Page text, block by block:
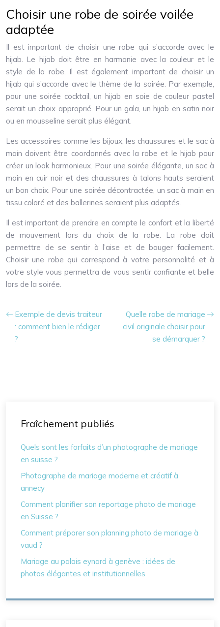
Choisir une robe de soirée voilée
adaptée
Il est important de choisir une robe qui s’accorde avec le
hijab. Le hijab doit être en harmonie avec la couleur et le
style de la robe. Il est également important de choisir un
hijab qui s’accorde avec le thème de la soirée. Par exemple,
pour une soirée cocktail, un hijab en soie de couleur pastel
serait un choix approprié. Pour un gala, un hijab en satin noir
ou en mousseline serait plus élégant.
Les accessoires comme les bijoux, les chaussures et le sac à
main doivent être coordonnés avec la robe et le hijab pour
créer un look harmonieux. Pour une soirée élégante, un sac à
main en cuir noir et des chaussures à talons hauts seraient
un bon choix. Pour une soirée décontractée, un sac à main en
tissu coloré et des ballerines seraient plus adaptés.
Il est important de prendre en compte le confort et la liberté
de mouvement lors du choix de la robe. La robe doit
permettre de se sentir à l’aise et de bouger facilement.
Choisir une robe qui correspond à votre personnalité et à
votre style vous permettra de vous sentir confiante et belle
lors de la soirée.
Exemple de devis traiteur
: comment bien le rédiger
?
Quelle robe de mariage
civil originale choisir pour
se démarquer ?
Fraîchement publiés
Quels sont les forfaits d’un photographe de mariage
en suisse ?
Photographe de mariage moderne et créatif à
annecy
Comment planifier son reportage photo de mariage
en Suisse ?
Comment préparer son planning photo de mariage à
vaud ?
Mariage au palais eynard à genève : idées de
photos élégantes et institutionnelles